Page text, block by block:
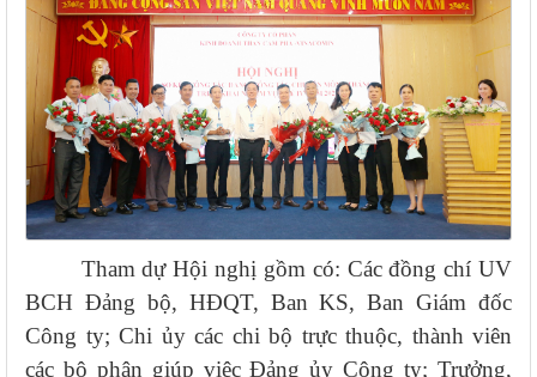
Tham dự Hội nghị gồm có: Các đồng chí UV
BCH Đảng bộ, HĐQT, Ban KS, Ban Giám đốc
Công ty; Chi ủy các chi bộ trực thuộc, thành viên
các bộ phận giúp việc Đảng ủy Công ty; Trưởng,